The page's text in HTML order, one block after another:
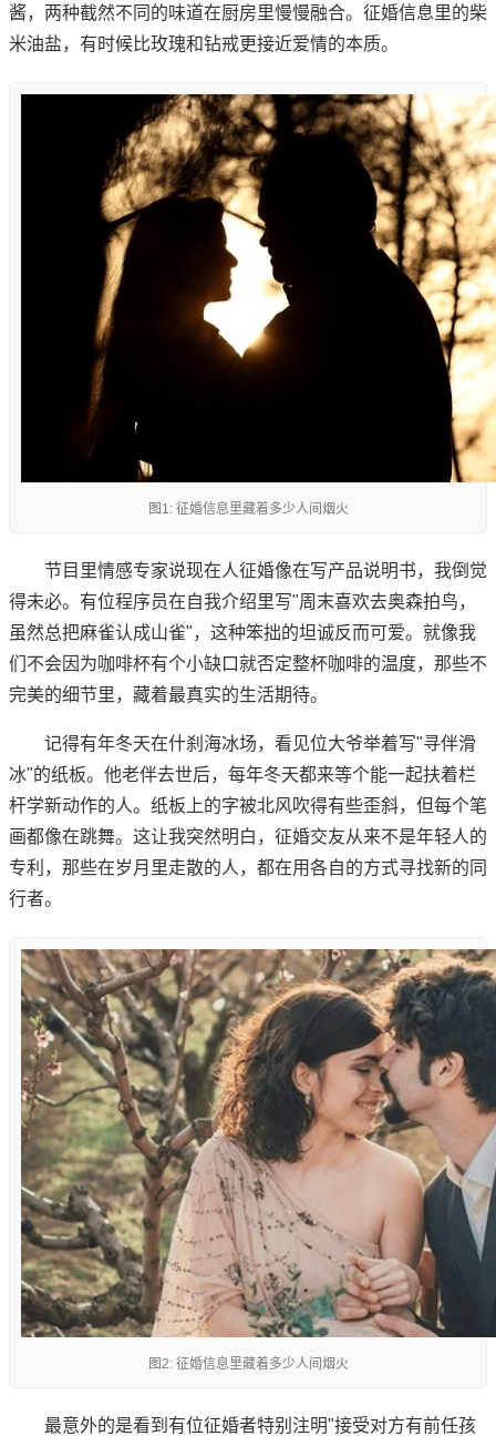
酱，两种截然不同的味道在厨房里慢慢融合。征婚信息里的柴
米油盐，有时候比玫瑰和钻戒更接近爱情的本质。
图1: 征婚信息里藏着多少人间烟火
节目里情感专家说现在人征婚像在写产品说明书，我倒觉
得未必。有位程序员在自我介绍里写"周末喜欢去奥森拍鸟，
虽然总把麻雀认成山雀"，这种笨拙的坦诚反而可爱。就像我
们不会因为咖啡杯有个小缺口就否定整杯咖啡的温度，那些不
完美的细节里，藏着最真实的生活期待。
记得有年冬天在什刹海冰场，看见位大爷举着写"寻伴滑
冰"的纸板。他老伴去世后，每年冬天都来等个能一起扶着栏
杆学新动作的人。纸板上的字被北风吹得有些歪斜，但每个笔
画都像在跳舞。这让我突然明白，征婚交友从来不是年轻人的
专利，那些在岁月里走散的人，都在用各自的方式寻找新的同
行者。
图2: 征婚信息里藏着多少人间烟火
最意外的是看到有位征婚者特别注明"接受对方有前任孩